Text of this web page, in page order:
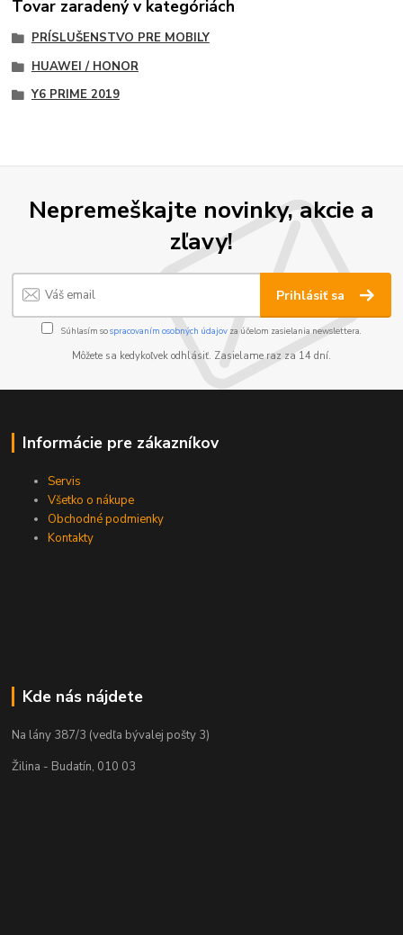
Tovar zaradený v kategóriách
PRÍSLUŠENSTVO PRE MOBILY
HUAWEI / HONOR
Y6 PRIME 2019
Nepremeškajte novinky, akcie a
zľavy!
Prihlásiť sa
Súhlasím sospracovaním osobných údajov za účelom zasielania newslettera.
Môžete sa kedykoľvek odhlásiť. Zasielame raz za 14 dní.
Informácie pre zákazníkov
Servis
Všetko o nákupe
Obchodné podmienky
Kontakty
Kde nás nájdete
Na lány 387/3 (vedľa bývalej pošty 3)
Žilina - Budatín, 010 03